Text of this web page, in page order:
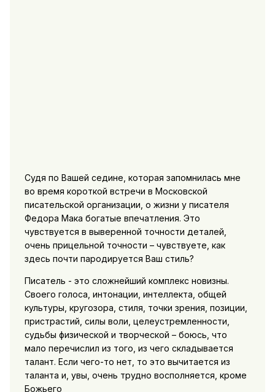
Судя по Вашей седине, которая запомнилась мне
во время короткой встречи в Московской
писательской организации, о жизни у писателя
Федора Мака богатые впечатления. Это
чувствуется в выверенной точности деталей,
очень прицельной точности – чувствуете, как
здесь почти пародируется Ваш стиль?
Писатель - это сложнейший комплекс новизны.
Своего голоса, интонации, интеллекта, общей
культуры, кругозора, стиля, точки зрения, позиции,
пристрастий, силы воли, целеустремленности,
судьбы физической и творческой – боюсь, что
мало перечислил из того, из чего складывается
талант. Если чего-то нет, то это вычитается из
таланта и, увы, очень трудно восполняется, кроме
Божьего